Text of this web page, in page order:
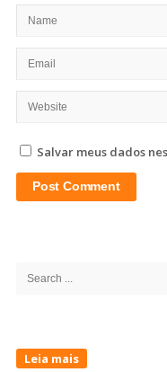
Salvar meus dados
Search
Leia mais